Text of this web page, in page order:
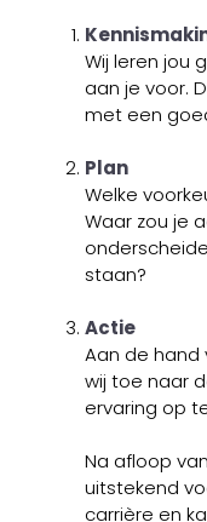
Wij leren jou
aan je voor.
met een
Plan
Welke
Waar zou je
staan?
Actie
Aan de
wij toe naar
ervaring op
Na afloop
uitstekend
carrière en